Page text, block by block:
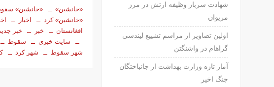
«خانشین»
«خانشین»
«خانشین» کرد
اخبار
افغانستان
خبر خبر
سایت خبری
سقوط
شهر سقوط
شهر کرد
شهادت سرباز وظیفه ارتش در مرز
مریوان
اولین تصاویر از مراسم تشییع لیندسی
گراهام در واشنگتن
آمار تازه وزارت بهداشت از جانباختگان
جنگ اخیر